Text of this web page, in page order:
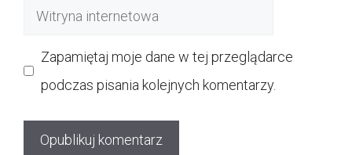
Witryna
Zapamiętaj moje dane w tej przeglądarce
podczas pisania kolejnych komentarzy.